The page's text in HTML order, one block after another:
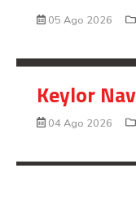
05 Ago 2026
Keylor
04 Ago 2026